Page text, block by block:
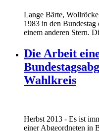
Lange Bärte,
1983 in den Bundestag
einem anderen Stern.
Die Arbeit
Wahlkreis
Herbst 2013 - Es ist
einer Abgeordneten in